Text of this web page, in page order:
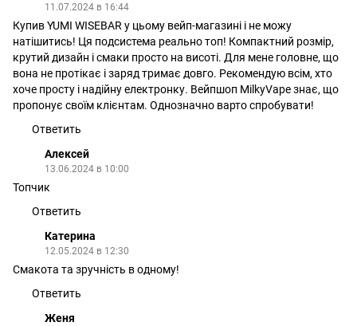
11.07.2024 в 16:44
Купив YUMI WISEBAR у цьому вейп-магазині і не можу
натішитись! Ця подсистема реально топ! Компактний розмір,
крутий дизайн і смаки просто на висоті. Для мене головне, що
вона не протікає і заряд тримає довго. Рекомендую всім, хто
хоче просту і надійну електронку. Вейпшоп MilkyVape знає, що
пропонує своїм клієнтам. Однозначно варто спробувати!
Ответить
Алексей
13.06.2024 в 10:00
Топчик
Ответить
Катерина
12.05.2024 в 12:30
Смакота та зручність в одному!
Ответить
Женя